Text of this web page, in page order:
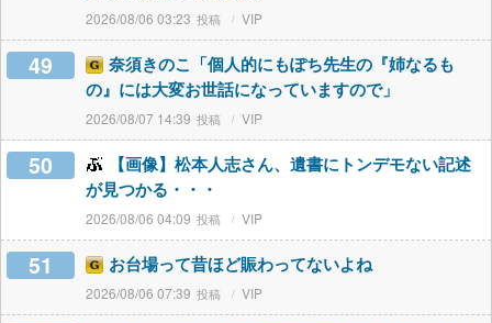
2026/08/06 03:23 VIP
49
奈須きのこ「個人的にもぽち先生の『姉なるも
の』には大変お世話になっていますので」
2026/08/07 14:39 VIP
50
【画像】松本人志さん、遺書にトンデモない記述
が見つかる・・・
2026/08/06 04:09 VIP
51 お台場って昔ほど賑わってないよね
2026/08/06 07:39 VIP